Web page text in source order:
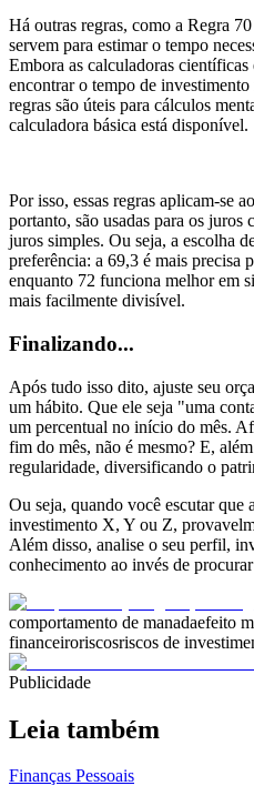
Há outras regras, como a Regra
servem para estimar o tempo
Embora as calculadoras
encontrar o tempo de investimento
regras são úteis para cálculos
calculadora básica está disponível.
Por isso, essas regras aplicam-se
portanto, são usadas para os juros
juros simples. Ou seja, a escolha
preferência: a 69,3 é mais precisa
enquanto 72 funciona melhor em
mais facilmente divisível.
Finalizando...
Após tudo isso dito, ajuste seu
um hábito. Que ele seja "uma
um percentual no início do mês.
fim do mês, não é mesmo? E,
regularidade, diversificando o
Ou seja, quando você escutar que
investimento X, Y ou Z,
Além disso, analise o seu perfil,
conhecimento ao invés de
comportamento de manadaefeito
financeiroriscosriscos de
Publicidade
Leia também
Finanças Pessoais